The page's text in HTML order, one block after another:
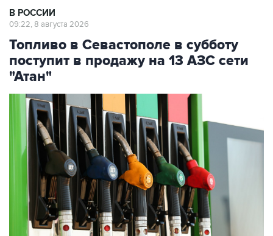
В РОССИИ
09:22, 8 августа 2026
Топливо в Севастополе в субботу
поступит в продажу на 13 АЗС сети
"Атан"